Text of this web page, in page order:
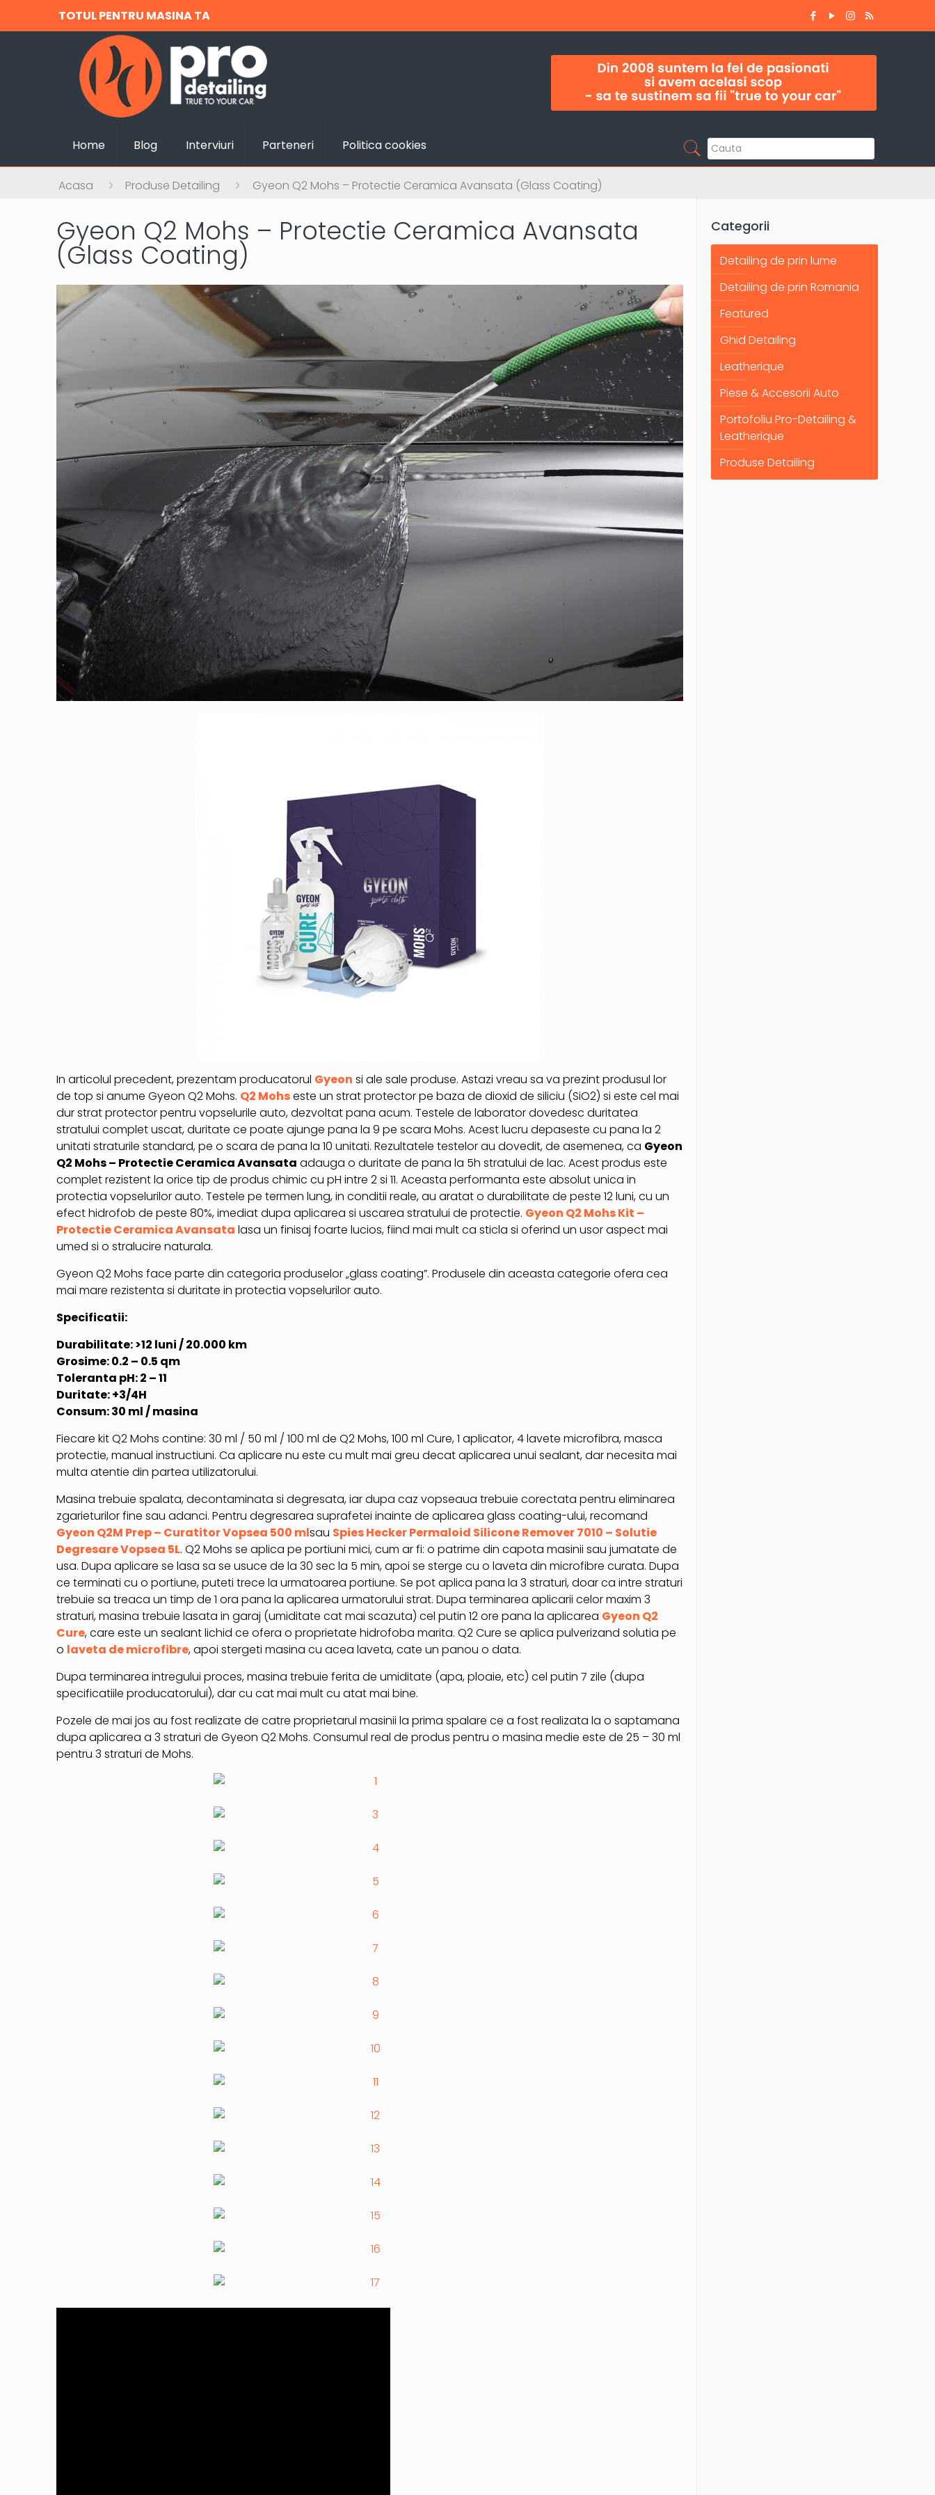
TOTUL PENTRU MASINA TA
Home Blog Interviuri Parteneri Politica cookies
Acasa Produse Detailing Gyeon Q2 Mohs – Protectie Ceramica Avansata (Glass Coating)
Gyeon Q2 Mohs – Protectie Ceramica Avansata
(Glass Coating)
In articolul precedent, prezentam producatorul Gyeon si ale sale produse. Astazi vreau sa va prezint produsul lor
de top si anume Gyeon Q2 Mohs. Q2 Mohseste un strat protector pe baza de dioxid de siliciu (SiO2) si este cel mai
dur strat protector pentru vopselurile auto, dezvoltat pana acum. Testele de laborator dovedesc duritatea
stratului complet uscat, duritate ce poate ajunge pana la 9 pe scara Mohs. Acest lucru depaseste cu pana la 2
unitati straturile standard, pe o scara de pana la 10 unitati. Rezultatele testelor au dovedit, de asemenea, ca Gyeon
Q2 Mohs – Protectie Ceramica Avansata adauga o duritate de pana la 5h stratului de lac. Acest produs este
complet rezistent la orice tip de produs chimic cu pH intre 2 si 11. Aceasta performanta este absolut unica in
protectia vopselurilor auto. Testele pe termen lung, in conditii reale, au aratat o durabilitate de peste 12 luni, cu un
efect hidrofob de peste 80%, imediat dupa aplicarea si uscarea stratului de protectie. Gyeon Q2 Mohs Kit –
Protectie Ceramica Avansata lasa un finisaj foarte lucios, fiind mai mult ca sticla si oferind un usor aspect mai
umed si o stralucire naturala.
Gyeon Q2 Mohs face parte din categoria produselor „glass coating”. Produsele din aceasta categorie ofera cea
mai mare rezistenta si duritate in protectia vopselurilor auto.
Specificatii:
Durabilitate: >12 luni / 20.000 km
Grosime: 0.2 – 0.5 qm
Toleranta pH: 2 – 11
Duritate: +3/4H
Consum: 30 ml / masina
Fiecare kit Q2 Mohs contine: 30 ml / 50 ml / 100 ml de Q2 Mohs, 100 ml Cure, 1 aplicator, 4 lavete microfibra, masca
protectie, manual instructiuni. Ca aplicare nu este cu mult mai greu decat aplicarea unui sealant, dar necesita mai
multa atentie din partea utilizatorului.
Masina trebuie spalata, decontaminata si degresata, iar dupa caz vopseaua trebuie corectata pentru eliminarea
zgarieturilor fine sau adanci. Pentru degresarea suprafetei inainte de aplicarea glass coating-ului, recomand
Gyeon Q2M Prep – Curatitor Vopsea 500 mlsau Spies Hecker Permaloid Silicone Remover 7010 – Solutie
Degresare Vopsea 5L. Q2 Mohs se aplica pe portiuni mici, cum ar fi: o patrime din capota masinii sau jumatate de
usa. Dupa aplicare se lasa sa se usuce de la 30 sec la 5 min, apoi se sterge cu o laveta din microfibre curata. Dupa
ce terminati cu o portiune, puteti trece la urmatoarea portiune. Se pot aplica pana la 3 straturi, doar ca intre straturi
trebuie sa treaca un timp de 1 ora pana la aplicarea urmatorului strat. Dupa terminarea aplicarii celor maxim 3
straturi, masina trebuie lasata in garaj (umiditate cat mai scazuta) cel putin 12 ore pana la aplicarea Gyeon Q2
Cure, care este un sealant lichid ce ofera o proprietate hidrofoba marita. Q2 Cure se aplica pulverizand solutia pe
o laveta de microfibre, apoi stergeti masina cu acea laveta, cate un panou o data.
Dupa terminarea intregului proces, masina trebuie ferita de umiditate (apa, ploaie, etc) cel putin 7 zile (dupa
specificatiile producatorului), dar cu cat mai mult cu atat mai bine.
Pozele de mai jos au fost realizate de catre proprietarul masinii la prima spalare ce a fost realizata la o saptamana
dupa aplicarea a 3 straturi de Gyeon Q2 Mohs. Consumul real de produs pentru o masina medie este de 25 – 30 ml
pentru 3 straturi de Mohs.
Categorii
Detailing de prin lume
Detailing de prin Romania
Featured
Ghid Detailing
Leatherique
Piese & Accesorii Auto
Portofoliu Pro-Detailing &
Leatherique
Produse Detailing